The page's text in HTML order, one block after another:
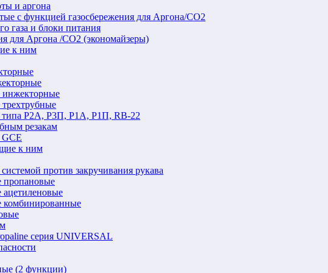
и аргона
c функцией газосбережения для Аргона/СО2
газа и блоки питания
для Аргона /СО2 (экономайзеры)
к ним
инжекторные
типа Р2А, Р3П, Р1А, Р1П, RB-22
резакам
GCE
к ним
против закручивания рукава
пропановые
ацетиленовые
комбинированные
серия UNIVERSAL
(2 функции)